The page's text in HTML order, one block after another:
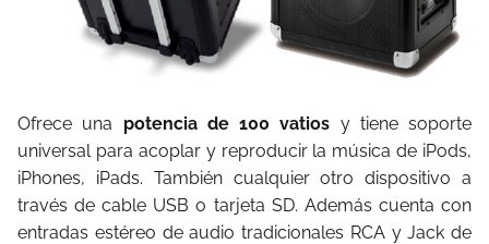
Ofrece una potencia de 100 vatios y tiene soporte
universal para acoplar y reproducir la música de iPods,
iPhones, iPads. También cualquier otro dispositivo a
través de cable USB o tarjeta SD. Además cuenta con
entradas estéreo de audio tradicionales RCA y Jack de